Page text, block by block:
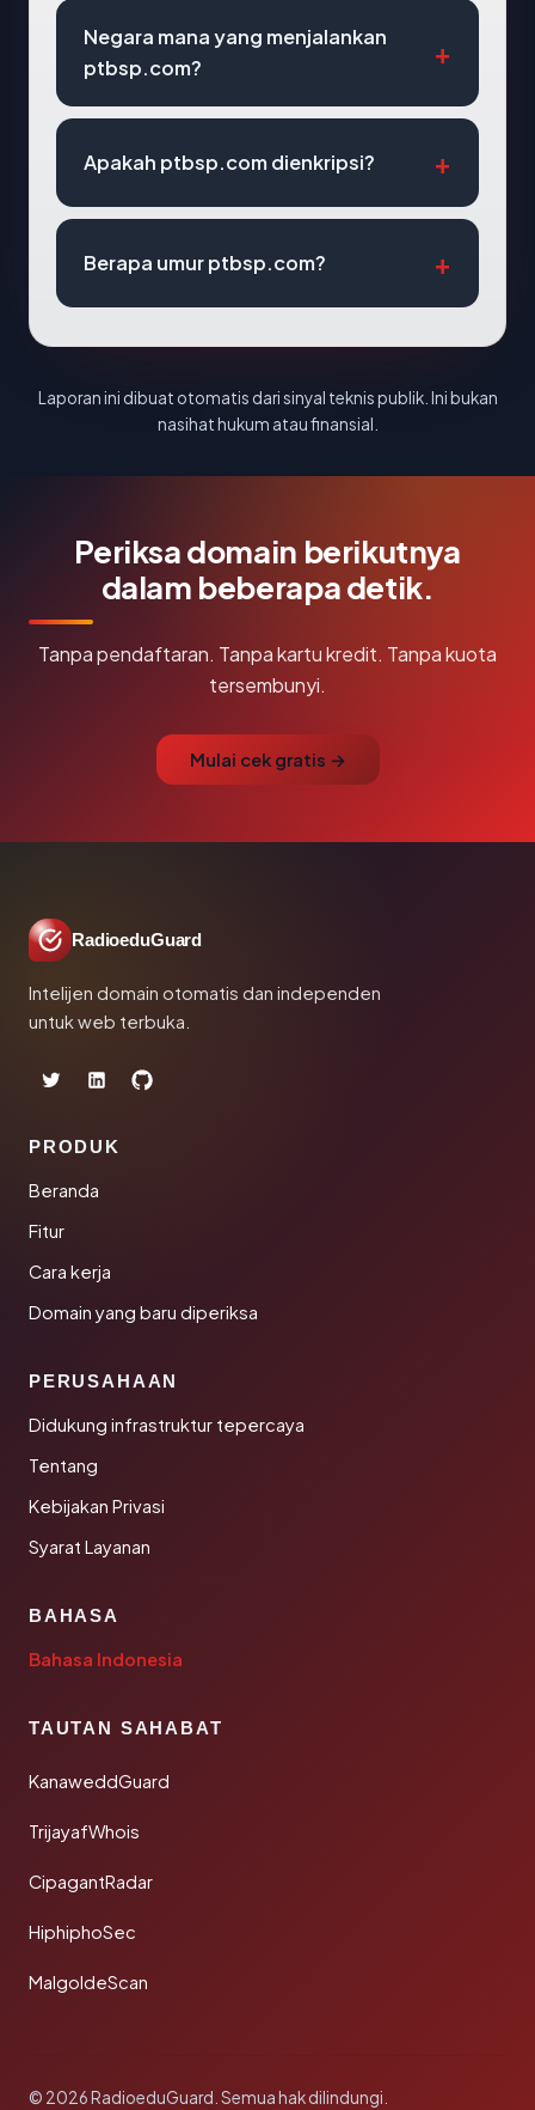
Negara mana yang menjalankan
ptbsp.com?
Apakah ptbsp.com dienkripsi?
Berapa umur ptbsp.com?
Laporan ini dibuat otomatis dari sinyal teknis publik. Ini bukan
nasihat hukum atau finansial.
Periksa domain berikutnya
dalam beberapa detik.
Tanpa pendaftaran. Tanpa kartu kredit. Tanpa kuota
tersembunyi.
Mulai cek gratis →
RadioeduGuard
Intelijen domain otomatis dan independen
untuk web terbuka.
PRODUK
Beranda
Fitur
Cara kerja
Domain yang baru diperiksa
PERUSAHAAN
Didukung infrastruktur tepercaya
Tentang
Kebijakan Privasi
Syarat Layanan
BAHASA
Bahasa Indonesia
TAUTAN SAHABAT
KanaweddGuard
TrijayafWhois
CipagantRadar
HiphiphoSec
MalgoldeScan
© 2026 RadioeduGuard. Semua hak dilindungi.